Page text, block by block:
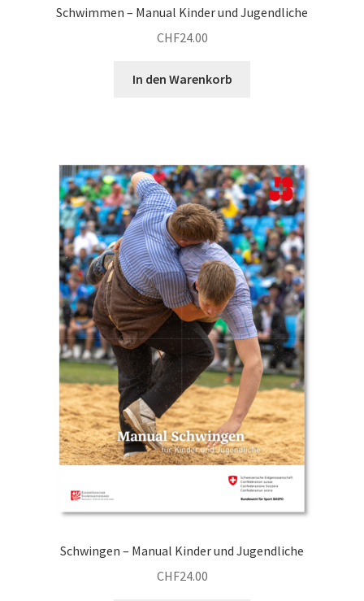
Schwimmen – Manual Kinder und Jugendliche
CHF24.00
In den Warenkorb
Schwingen – Manual Kinder und Jugendliche
CHF24.00